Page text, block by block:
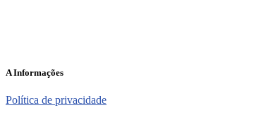
A Informações
Política de privacidade